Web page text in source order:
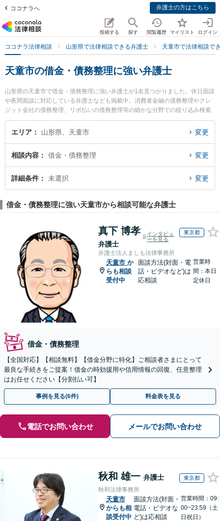
ココナラへ 弁護士の方はこちら
投稿する 探す 閲覧履歴 マイリスト ログイン
ココナラ法律相談 山形県で法律相談できる弁護士 天童市で法律相談で
天童市の借金・債務整理に強い弁護士
山形県の天童市で借金・債務整理に強い弁護士が1名見つかりました。休日面談
や夜間面談に対応している弁護士なども掲載中。消費者金融の債務整理やクレ
ジット会社の債務整理、リボ払いの債務整理等の細かな分野での絞り込み検索
もでき便利です。特に天童法律事務所の菅原 正史弁護士のプロフィール情報や
弁護士費用、強みなどが注目されています。『天童市で土日や夜間に発生した
金・債務整理を法律相談できる天童市内の弁護士に相談予約したい』などでお
困りの相談者さんにおすすめです。
エリア 山形県、天童市 変更
相談内容 借金・債務整理 変更
詳細条件 未選択 変更
借金・債務整理に強い天童市から相談可能な弁護士
真下 博孝
弁護士
インタビュ
ーを見る
東京都
弁護士法人ましも法律事務所
天童市 か
らも相談
受付中
面談方法(対面・電
話・ビデオなど)は
応相談
営業時
間：本日
定休日
借金・債務整理
【全国対応】【相談無料】【借金分野に特化】ご相談者さまにとって
最良な手続きをご提案！借金の時効援用や信用情報の回復、任意整理
はお任せください【分割払い可】
事例を見る(6件) 料金表を見る
電話でお問い合わせ メールでお問い合わせ
秋和 雄一 弁護士 東京都
秋和法律事務所
天童市
からも相
談受付中
面談方法(対面・
電話・ビデオな
ど)は応相談
営業時間：09:
00~23:59（土
日祝日）